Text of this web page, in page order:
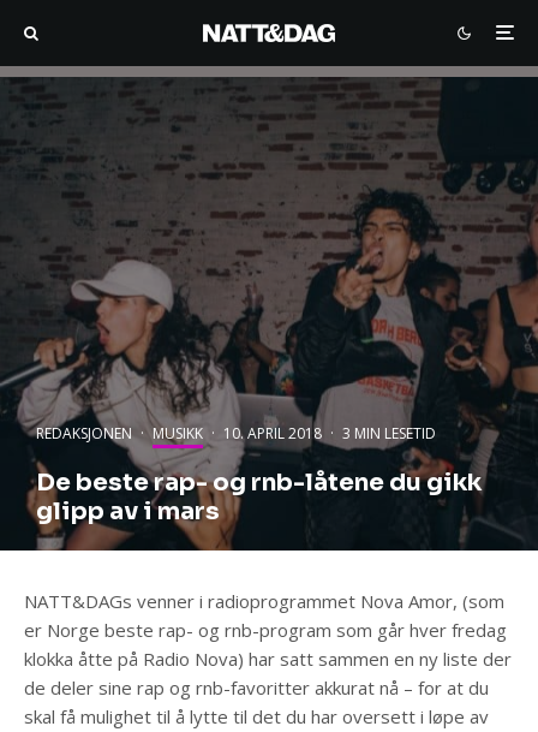
REDAKSJONEN · MUSIKK · 10. APRIL 2018 · 3 MIN LESETID
De beste rap- og rnb-låtene du gikk
glipp av i mars
NATT&DAGs venner i radioprogrammet Nova Amor, (som
er Norge beste rap- og rnb-program som går hver fredag
klokka åtte på Radio Nova) har satt sammen en ny liste der
de deler sine rap og rnb-favoritter akkurat nå – for at du
skal få mulighet til å lytte til det du har oversett i løpe av